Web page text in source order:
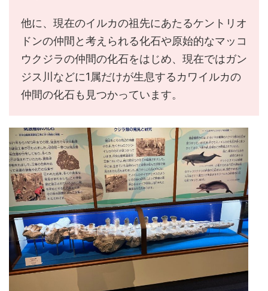
他に、現在のイルカの祖先にあたるケントリオ
ドンの仲間と考えられる化石や原始的なマッコ
ウクジラの仲間の化石をはじめ、現在ではガン
ジス川などに1属だけが生息するカワイルカの
仲間の化石も見つかっています。